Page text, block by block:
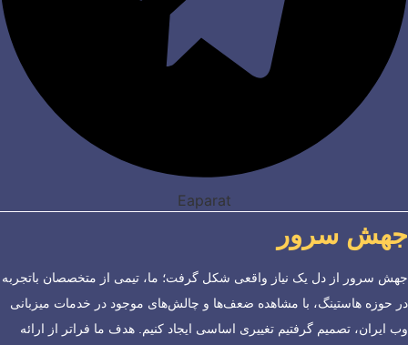
Eaparat
جهش سرور
جهش سرور از دل یک نیاز واقعی شکل گرفت؛ ما، تیمی از متخصصان باتجربه
در حوزه هاستینگ، با مشاهده ضعف‌ها و چالش‌های موجود در خدمات میزبانی
وب ایران، تصمیم گرفتیم تغییری اساسی ایجاد کنیم. هدف ما فراتر از ارائه